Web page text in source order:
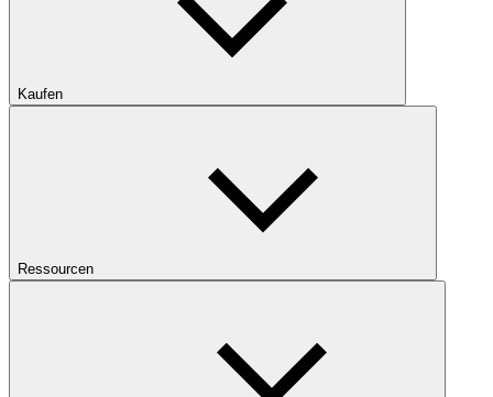
Kaufen
Ressourcen